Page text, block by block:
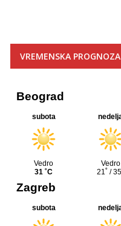
VREMENSKA PROGNOZA